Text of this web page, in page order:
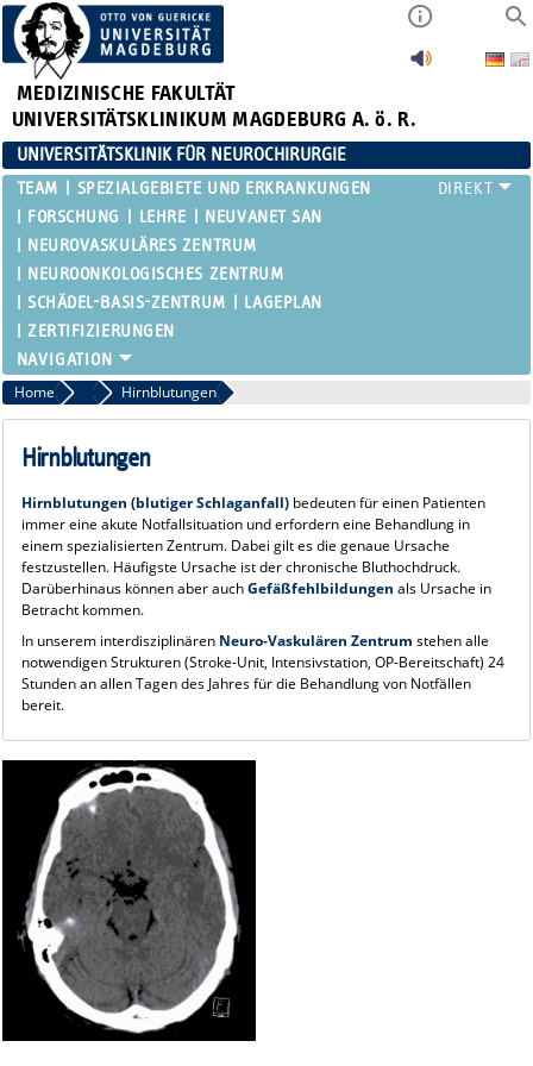
MEDIZINISCHE FAKULTÄT
UNIVERSITÄTSKLINIKUM MAGDEBURG A. ö. R.
UNIVERSITÄTSKLINIK FÜR NEUROCHIRURGIE
TEAM
SPEZIALGEBIETE UND ERKRANKUNGEN
FORSCHUNG
LEHRE
NEUVANET SAN
NEUROVASKULÄRES ZENTRUM
NEUROONKOLOGISCHES ZENTRUM
SCHÄDEL-BASIS-ZENTRUM
LAGEPLAN
ZERTIFIZIERUNGEN
Home Neuro-Vaskuläre Neurochirurgie / Gefäßfehlbildungen
Hirnblutungen
Hirnblutungen
Hirnblutungen (blutiger Schlaganfall)bedeuten für einen Patienten
immer eine akute Notfallsituation und erfordern eine Behandlung in
einem spezialisierten Zentrum. Dabei gilt es die genaue Ursache
festzustellen. Häufigste Ursache ist der chronische Bluthochdruck.
Darüberhinaus können aber auchGefäßfehlbildungen als Ursache in
Betracht kommen.
In unserem interdisziplinären Neuro-Vaskulären Zentrum stehen alle
notwendigen Strukturen (Stroke-Unit, Intensivstation, OP-Bereitschaft) 24
Stunden an allen Tagen des Jahres für die Behandlung von Notfällen
bereit.